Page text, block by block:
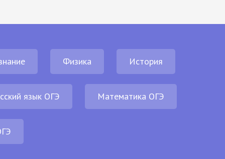
Физика История
язык ОГЭ Математика ОГЭ